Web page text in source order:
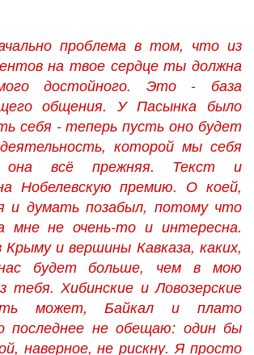
проблема в том, что из
на твое сердце ты должна
достойного. Это - база
общения. У Пасынка было
себя - теперь пусть оно будет
которой мы себя
она всё прежняя. Текст и
Нобелевскую премию. О коей,
и думать позабыл, потому что
мне не очень-то и интересна.
и вершины Кавказа, каких,
будет больше, чем в мою
тебя. Хибинские и Ловозерские
может, Байкал и плато
последнее не обещаю: один бы
наверное, не рискну. Я просто